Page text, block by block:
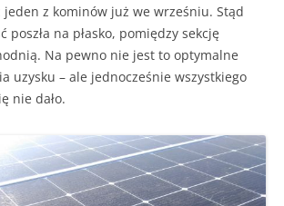
z kominów już we wrześniu. Stąd
poszła na płasko, pomiędzy sekcję
Na pewno nie jest to optymalne
uzysku – ale jednocześnie wszystkiego
nie dało.